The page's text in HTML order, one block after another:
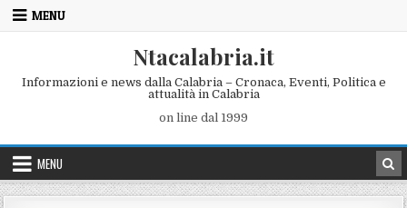
Skip to content
MENU
Ntacalabria.it
Informazioni e news dalla Calabria – Cronaca, Eventi, Politica e
attualità in Calabria
on line dal 1999
MENU